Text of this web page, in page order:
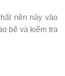
nền này vào
bể và kiểm tra